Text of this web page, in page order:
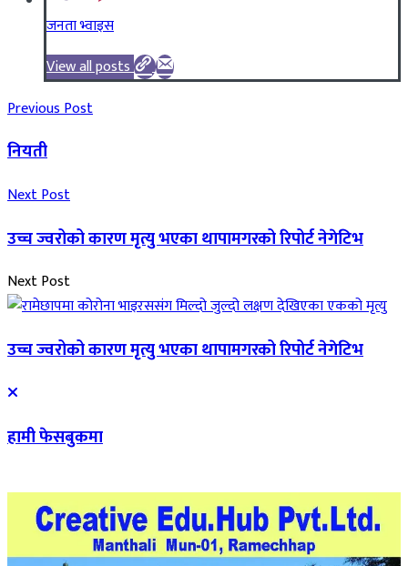
जनता भ्वाइस
View all posts
Previous Post
नियती
Next Post
उच्च ज्वरोको कारण मृत्यु भएका थापामगरको रिपोर्ट नेगेटिभ
Next Post
उच्च ज्वरोको कारण मृत्यु भएका थापामगरको रिपोर्ट नेगेटिभ
हामी फेसबुकमा